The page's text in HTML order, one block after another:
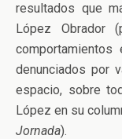
resultados que
López Obrador
denunciados por
espacio, sobre
López en su
Jornada).